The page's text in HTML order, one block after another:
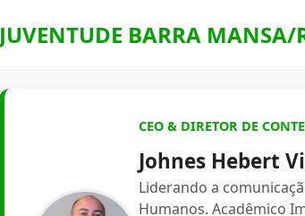
JUVENTUDE BARRA MANSA/
CEO & DIRETOR DE
Johnes Hebert
Liderando a
Humanos. Acadêmico